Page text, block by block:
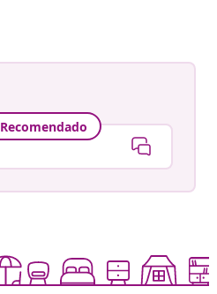
Recomendado